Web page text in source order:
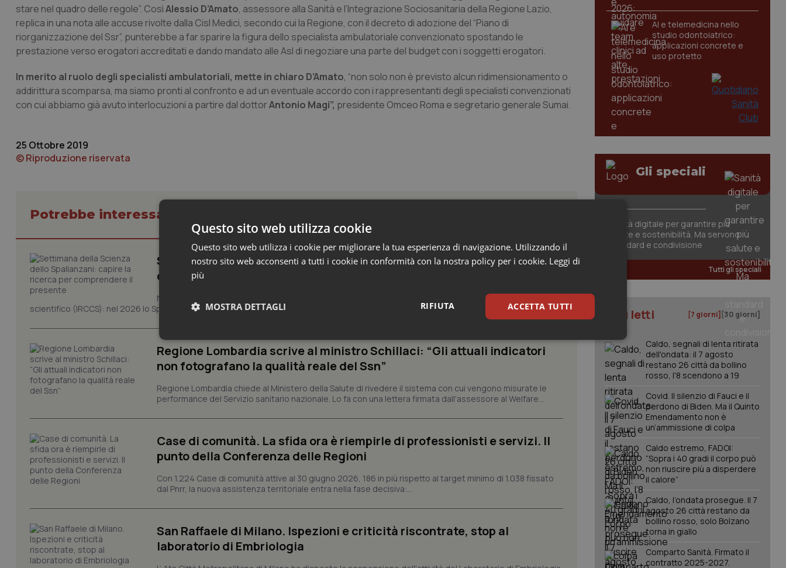
stare nel quadro delle regole”. CosìAlessio D’Amato, assessore alla Sanità e l’Integrazione Sociosanitaria della Regione Lazio,
replica in una nota alle accuse rivolte dalla Cisl Medici, secondo cui la Regione, con il decreto di adozione del “Piano di
riorganizzazione del Ssr”, punterebbe a far sparire la figura dello specialista ambulatoriale convenzionato spostando le
prestazione verso erogatori accreditati e dando mandato alle Asl di negoziare una parte del budget con i soggetti erogatori.
In merito al ruolo degli specialisti ambulatoriali, mette in chiaro D’Amato, “non solo non è previsto alcun ridimensionamento o
addirittura scomparsa, ma siamo pronti al confronto e ad un eventuale accordo con i rappresentanti degli specialisti convenzionati
con cui abbiamo già avuto interlocuzioni a partire dal dottorAntonio Magi”, presidente Omceo Roma e segretario generale Sumai.
25 Ottobre 2019
© Riproduzione riservata
Potrebbe interessarti in Lazio
Settimana della Scienza dello Spallanzani: capire la ricerca per
comprendere il presente
Novant'anni dalla fondazione e trent'anni dal riconoscimento come Istituto di ricovero e cura a carattere
scientifico (IRCCS): nel 2026 lo Spallanzani celebra due ricorrenze che rappresentano l'occasione per riflettere sul...
Regione Lombardia scrive al ministro Schillaci: “Gli attuali indicatori
non fotografano la qualità reale del Ssn”
Regione Lombardia chiede al Ministero della Salute di rivedere il sistema con cui vengono misurate le
performance del Servizio sanitario nazionale. Lo fa con una lettera firmata dall'assessore al Welfare...
Case di comunità. La sfida ora è riempirle di professionisti e servizi. Il
punto della Conferenza delle Regioni
Con 1.224 Case di comunità attive al 30 giugno 2026, 186 in più rispetto al target minimo di 1.038 fissato
dal Pnrr, la nuova assistenza territoriale entra nella fase decisiva:...
San Raffaele di Milano. Ispezioni e criticità riscontrate, stop al
laboratorio di Embriologia
AI e telemedicina nello
studio odontoiatrico:
applicazioni concrete e
uso protetto
Gli speciali
Sanità digitale per garantire più
salute e sostenibilità. Ma servono
standard e condivisione
Tutti gli speciali
I più letti [7 giorni] [30 giorni]
Caldo, segnali di lenta ritirata
dell'ondata: il 7 agosto
restano 26 città da bollino
rosso, l'8 scendono a 19
Covid. Il silenzio di Fauci e il
perdono di Biden. Ma il Quinto
Emendamento non è
un’ammissione di colpa
Caldo estremo, FADOI:
“Sopra i 40 gradi il corpo può
non riuscire più a disperdere
il calore”
Caldo, l’ondata prosegue. Il 7
agosto 26 città restano da
bollino rosso, solo Bolzano
torna in giallo
Comparto Sanità. Firmato il
contratto 2025-2027.
Questo sito web utilizza cookie
Questo sito web utilizza i cookie per migliorare la tua esperienza di navigazione. Utilizzando il
nostro sito web acconsenti a tutti i cookie in conformità con la nostra policy per i cookie. Leggi di
più
ACCETTA TUTTI
RIFIUTA
MOSTRA DETTAGLI
Necessari Statistici Marketing
I cookie necessari contribuiscono a rendere fruibile il sito web abilitandone funzionalità di base quali la navigazione sulle pagine
e l'accesso alle aree protette del sito. Il sito web non è in grado di funzionare correttamente senza questi cookie.
VISITOR_PRIVACY_METADATA
YouTube
5 mesi 4
preferenze siano onorate nelle sessioni future.
CookieScriptConsent
CookieScript
sui cookie dei visitatori. È necessario che il banner